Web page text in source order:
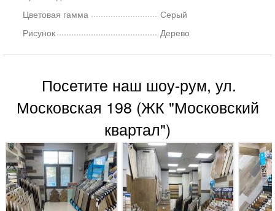
Цветовая гамма
Серый
Рисунок
Дерево
Посетите наш шоу-рум, ул.
Московская 198 (ЖК "Московский
квартал")